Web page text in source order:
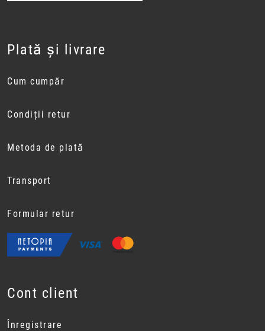
Plată și livrare
Cum cumpăr
Condiții retur
Metoda de plată
Transport
Formular retur
Cont client
Înregistrare